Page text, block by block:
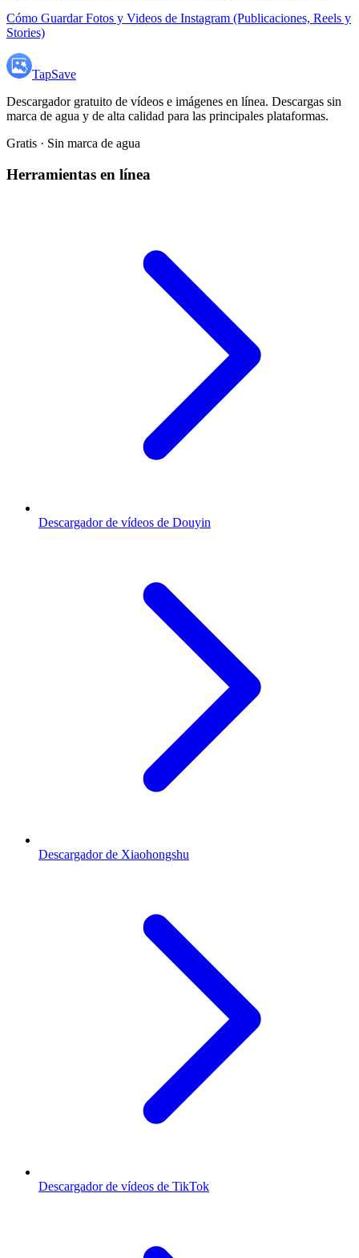
Cómo Guardar Fotos y Videos de Instagram (Publicaciones, Reels y
Stories)
TapSave
Descargador gratuito de vídeos e imágenes en línea. Descargas sin
marca de agua y de alta calidad para las principales plataformas.
Gratis · Sin marca de agua
Herramientas en línea
Descargador de vídeos de Douyin
Descargador de Xiaohongshu
Descargador de vídeos de TikTok